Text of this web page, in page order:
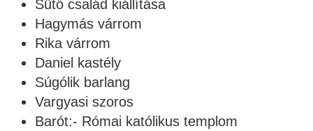
Sütő család kiállítása
Hagymás várrom
Rika várrom
Daniel kastély
Súgólik barlang
Vargyasi szoros
Barót:- Római katólikus templom